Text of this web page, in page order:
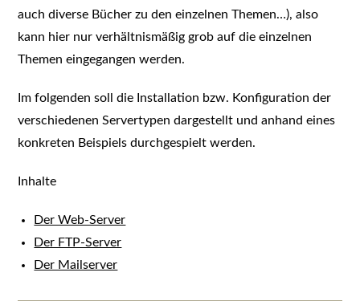
auch diverse Bücher zu den einzelnen Themen…), also
kann hier nur verhältnismäßig grob auf die einzelnen
Themen eingegangen werden.
Im folgenden soll die Installation bzw. Konfiguration der
verschiedenen Servertypen dargestellt und anhand eines
konkreten Beispiels durchgespielt werden.
Inhalte
Der Web-Server
Der FTP-Server
Der Mailserver